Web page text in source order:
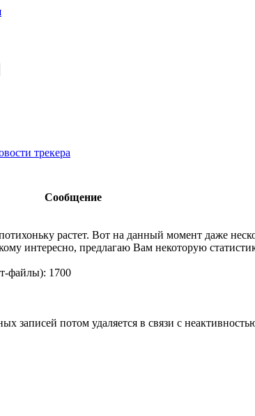
трекера
Сообщение
растет. Вот на данный момент даже
интересно, предлагаю Вам некоторую
файлы): 1700
записей потом удаляется в связи с